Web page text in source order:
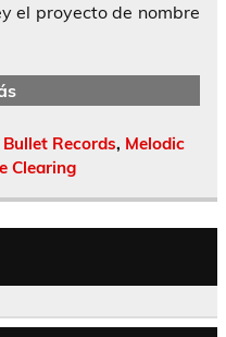
el proyecto de nombre
Records, Melodic
Clearing